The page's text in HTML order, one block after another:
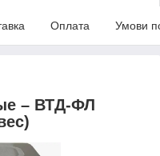
Оплата Умови
– ВТД-ФЛ